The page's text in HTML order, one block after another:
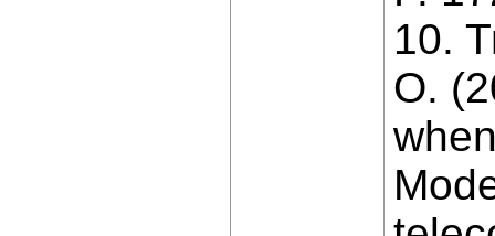
10.
O.